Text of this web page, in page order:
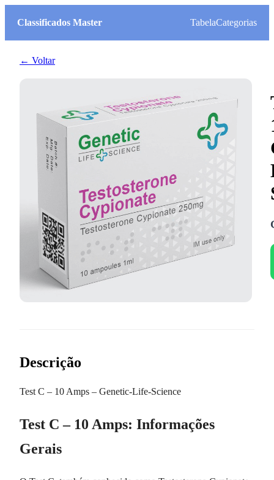
Classificados Master TabelaCategorias
← Voltar
Descrição
Test C – 10 Amps – Genetic-Life-Science
Test C – 10 Amps: Informações
Gerais